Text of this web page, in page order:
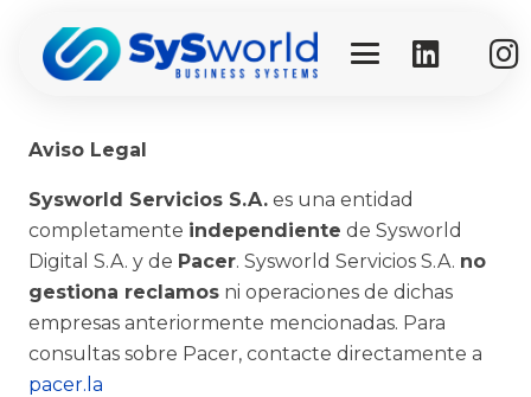
Aviso Legal
Sysworld Servicios S.A. es una entidad
completamente independiente de Sysworld
Digital S.A. y de Pacer. Sysworld Servicios S.A. no
gestiona reclamos ni operaciones de dichas
empresas anteriormente mencionadas. Para
consultas sobre Pacer, contacte directamente a
pacer.la